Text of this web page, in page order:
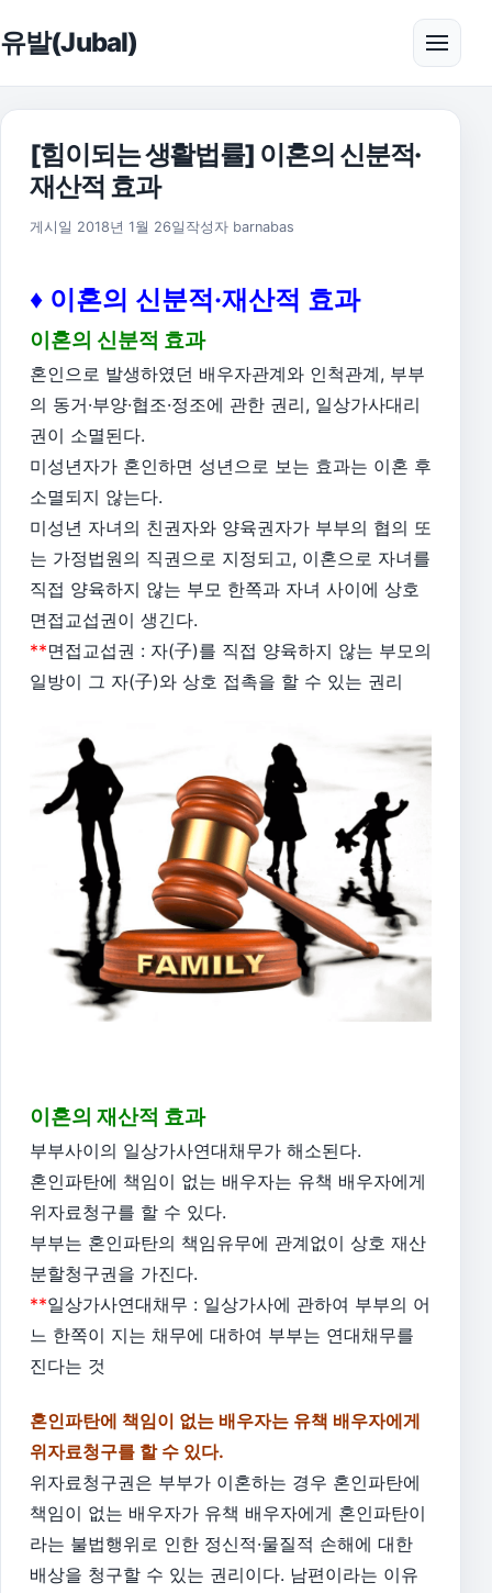
유발(Jubal) 메뉴
[힘이되는 생활법률] 이혼의 신분적·
재산적 효과
게시일 2018년 1월 26일 2023년 4월 15일
작성자 barnabas
♦ 이혼의 신분적·재산적 효과
이혼의 신분적 효과
혼인으로 발생하였던 배우자관계와 인척관계, 부부
의 동거·부양·협조·정조에 관한 권리, 일상가사대리
권이 소멸된다.
미성년자가 혼인하면 성년으로 보는 효과는 이혼 후
소멸되지 않는다.
미성년 자녀의 친권자와 양육권자가 부부의 협의 또
는 가정법원의 직권으로 지정되고, 이혼으로 자녀를
직접 양육하지 않는 부모 한쪽과 자녀 사이에 상호
면접교섭권이 생긴다.
**면접교섭권 : 자(子)를 직접 양육하지 않는 부모의
일방이 그 자(子)와 상호 접촉을 할 수 있는 권리
이혼의 재산적 효과
부부사이의 일상가사연대채무가 해소된다.
혼인파탄에 책임이 없는 배우자는 유책 배우자에게
위자료청구를 할 수 있다.
부부는 혼인파탄의 책임유무에 관계없이 상호 재산
분할청구권을 가진다.
**일상가사연대채무 : 일상가사에 관하여 부부의 어
느 한쪽이 지는 채무에 대하여 부부는 연대채무를
진다는 것
혼인파탄에 책임이 없는 배우자는 유책 배우자에게
위자료청구를 할 수 있다.
위자료청구권은 부부가 이혼하는 경우 혼인파탄에
책임이 없는 배우자가 유책 배우자에게 혼인파탄이
라는 불법행위로 인한 정신적·물질적 손해에 대한
배상을 청구할 수 있는 권리이다. 남편이라는 이유